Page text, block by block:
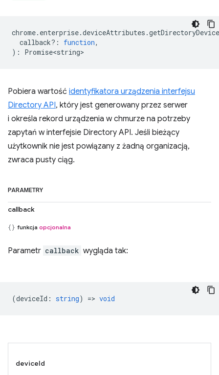
chrome. enterprise.deviceAttributes .
callback? : function,
) : Promise<string>
Pobiera wartość identyfikatora urządzenia interfejsu
Directory API, który jest generowany przez serwer
i określa rekord urządzenia w chmurze na potrzeby
zapytań w interfejsie Directory API. Jeśli bieżący
użytkownik nie jest powiązany z żadną organizacją,
zwraca pusty ciąg.
PARAMETRY
callback
funkcja opcjonalna
Parametr callback wygląda tak:
(deviceId : string) => void
deviceId